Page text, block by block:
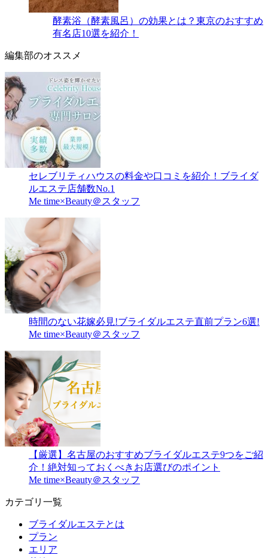
酵素浴（酵素風呂）の効果とは？東京のおすすめ
有名店10選を紹介！
編集部のオススメ
セレブリティハウスの料金や口コミを紹介！ブライダ
ルエステ店舗数No.1
Me time×Beauty＠スタッフ
時間のない花嫁必見!ブライダルエステ直前プラン6選!
Me time×Beauty＠スタッフ
【厳選】名古屋のおすすめブライダルエステ9つをご紹
介！絶対知っておくべきお店選びのポイント
Me time×Beauty＠スタッフ
カテゴリ一覧
ブライダルエステとは
プラン
エリア